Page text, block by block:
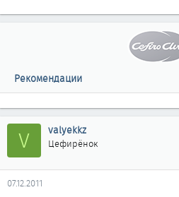
Рекомендации
V valyekkz
Цефирёнок
07.12.2011